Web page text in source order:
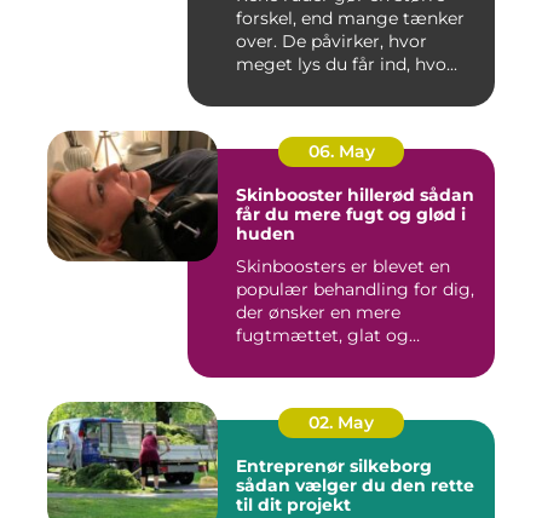
forskel, end mange tænker
over. De påvirker, hvor
meget lys du får ind, hvo...
06. May
Skinbooster hillerød sådan
får du mere fugt og glød i
huden
Skinboosters er blevet en
populær behandling for dig,
der ønsker en mere
fugtmættet, glat og
02. May
Entreprenør silkeborg
sådan vælger du den rette
til dit projekt